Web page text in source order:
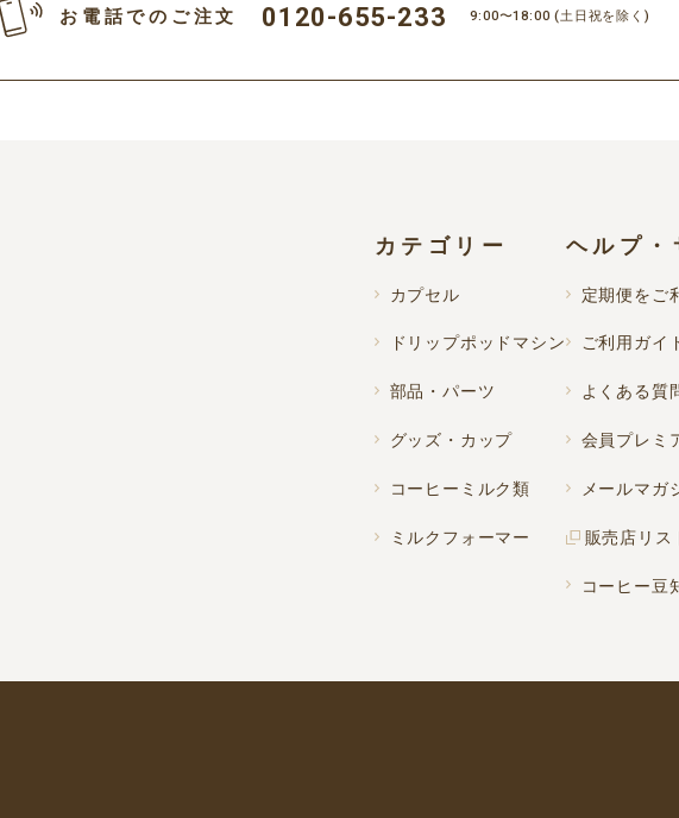
お電話でのご注文 0120-655-233 9:00〜18:00(土日祝を除く)
カテゴリー
カプセル
ドリップポッドマシン
部品・パーツ
グッズ・カップ
コーヒーミルク類
ミルクフォーマー
ヘルプ・
定期便をご
ご利用ガイ
よくある質
会員プレミ
メールマガ
販売店リス
コーヒー豆